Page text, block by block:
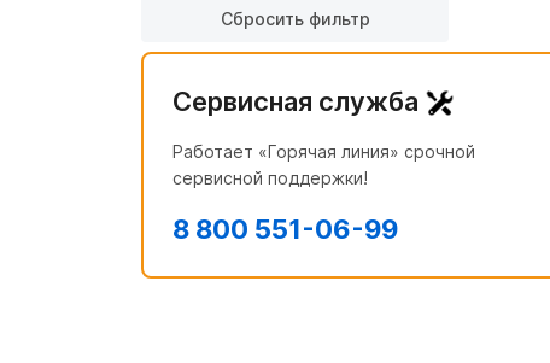
Сбросить фильтр
Сервисная служба
Работает «Горячая линия» срочной
сервисной поддержки!
8 800 551-06-99